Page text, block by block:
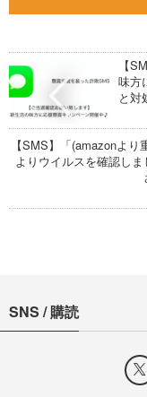
【
味方
と対
【SMS】「(amazonよ
よりウイルスを確認し
SNS / 購読